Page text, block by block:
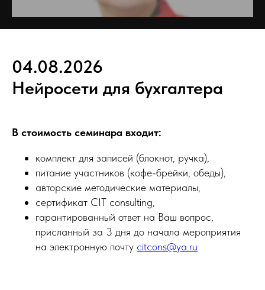
04.08.2026
Нейросети для бухгалтера
В стоимость семинара входит:
комплект для записей (блокнот, ручка),
питание участников (кофе-брейки, обеды),
авторские методические материалы,
сертификат CIT consulting,
гарантированный ответ на Ваш вопрос,
присланный за 3 дня до начала мероприятия
на электронную почту citcons@ya.ru